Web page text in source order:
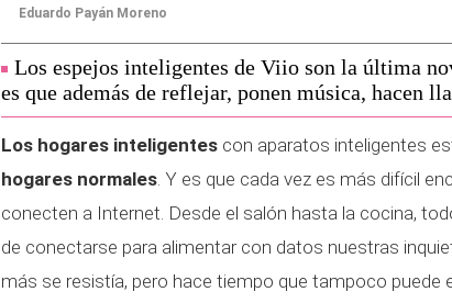
Eduardo Payán Moreno
Los espejos inteligentes de Viio son la última
es que además de reflejar, ponen música, hacen
Los hogares inteligentes con aparatos inteligentes
hogares normales. Y es que cada vez es más difícil
conecten a Internet. Desde el salón hasta la cocina,
de conectarse para alimentar con datos nuestras
más se resistía, pero hace tiempo que tampoco puede